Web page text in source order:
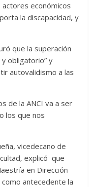
actores económicos
la discapacidad, y
que la superación
obligatorio” y
autovalidismo a las
de la ANCI va a ser
los que nos
vicedecano de
explicó que
en Dirección
antecedente la